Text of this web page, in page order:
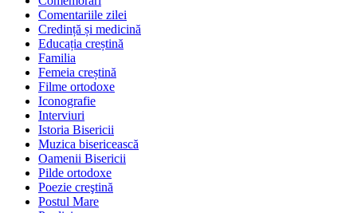
Comentariile zilei
Credință și medicină
Educația creștină
Familia
Femeia creștină
Filme ortodoxe
Iconografie
Interviuri
Istoria Bisericii
Muzica bisericească
Oamenii Bisericii
Pilde ortodoxe
Poezie creştină
Postul Mare